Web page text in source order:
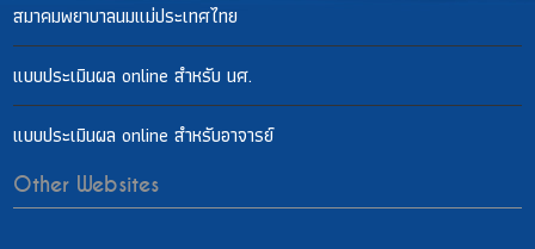
สมาคมพยาบาลนมแม่ประเทศไทย
แบบประเมินผล online สำหรับ นศ.
แบบประเมินผล online สำหรับอาจารย์
Other Websites